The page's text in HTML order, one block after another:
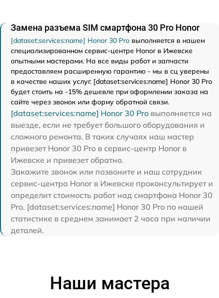
Замена разъема SIM смартфона 30 Pro Honor
[dataset:services:name] Honor 30 Pro выполняется в нашем
специализированном сервис-центре Honor в Ижевске
опытными мастерами. На все виды работ и запчасти
предоставляем расширенную гарантию - мы в сц уверены
в качестве наших услуг. [dataset:services:name] Honor 30 Pro
будет стоить на -15% дешевле при оформлении заказа на
сайте через звонок или форму обратной связи.
[dataset:services:name] Honor 30 Pro выполняется на
выезде, если не требует большого оборудования и
сложного ремонта. В таких случаях наш мастер
привезет Honor 30 Pro в сервис-центр Honor в
Ижевске и привезет обратно.
Закажите звонок или позвоните и наш сотрудник
сервис-центра Honor в Ижевске проконсультирует и
определит стоимость работ над смартфона Honor 30
Pro. [dataset:services:name] Honor 30 Pro по нашей
статистике в среднем занимает 2 часа при наличии
деталей.
Наши мастера